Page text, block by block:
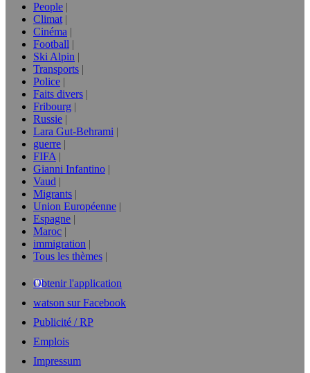
People
Climat
Cinéma
Football
Ski Alpin
Transports
Police
Faits divers
Fribourg
Russie
Lara Gut-Behrami
guerre
FIFA
Gianni Infantino
Vaud
Migrants
Union Européenne
Espagne
Maroc
immigration
Tous les thèmes
Obtenir l'application
watson sur Facebook
Publicité / RP
Emplois
Impressum